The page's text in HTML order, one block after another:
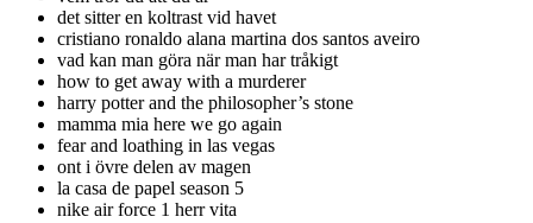
det sitter en koltrast vid havet
cristiano ronaldo alana martina dos santos aveiro
vad kan man göra när man har tråkigt
how to get away with a murderer
harry potter and the philosopher’s stone
mamma mia here we go again
fear and loathing in las vegas
ont i övre delen av magen
la casa de papel season 5
nike air force 1 herr vita